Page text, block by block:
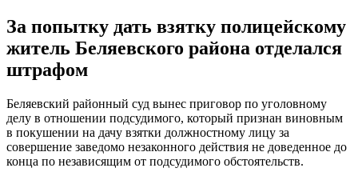
За попытку дать взятку полицейскому
житель Беляевского района отделался
штрафом
Беляевский районный суд вынес приговор по уголовному
делу в отношении подсудимого, который признан виновным
в покушении на дачу взятки должностному лицу за
совершение заведомо незаконного действия не доведенное до
конца по независящим от подсудимого обстоятельств.